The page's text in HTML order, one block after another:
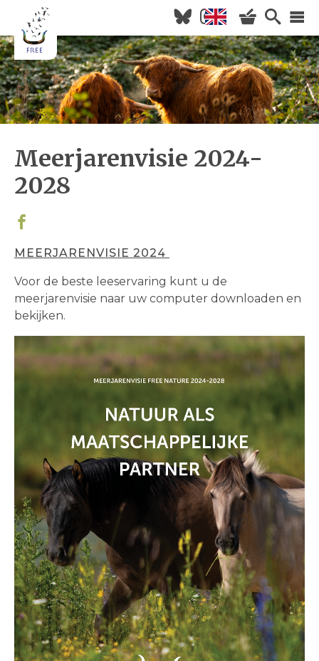
Overslaan
naar
de
inhoud
gaan
Hoofdnavigatie
HOME
NIEUWS
OVER FREE
KOM KIJKEN
Meerjarenvisie 2024-
2028
MEERJARENVISIE 2024
Voor de beste leeservaring kunt u de
meerjarenvisie naar uw computer downloaden en
bekijken.